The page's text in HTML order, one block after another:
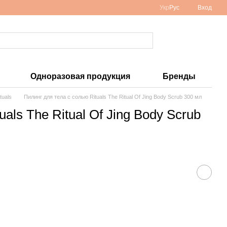
Укр Рус Вход
Одноразовая продукция Бренды
Пилинг для тела с солью Rituals The Ritual Of Jing Body Scrub 300 мл
The Ritual Of Jing Body Scrub